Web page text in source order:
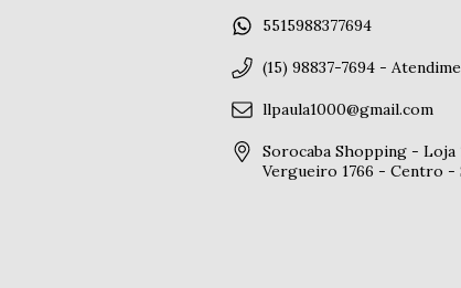
5515988377694
(15) 98837-7694 -
llpaula1000@gmail.com
Sorocaba Shopping -
Vergueiro 1766 - Centro -